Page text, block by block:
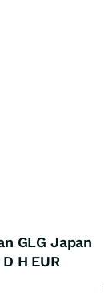
GLG Japan
H EUR